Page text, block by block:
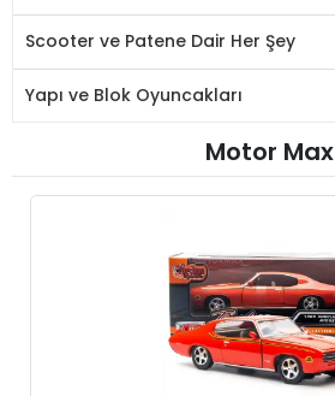
Scooter ve Patene Dair Her Şey
Yapı ve Blok Oyuncakları
Motor Max